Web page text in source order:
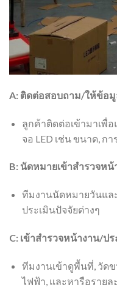
A: ติดต่อสอบถาม/ให้ข้อ
ลูกค้าติดต่อเข้ามาเพื่อ
จอ LED เช่น ขนาด, ก
B: นัดหมายเข้าสำรวจหน้
ทีมงานนัดหมายวันแล
ประเมินปัจจัยต่างๆ
C: เข้าสำรวจหน้างาน/ป
ทีมงานเข้าดูพื้นที่, วัดข
ไฟฟ้า, และหารือราย